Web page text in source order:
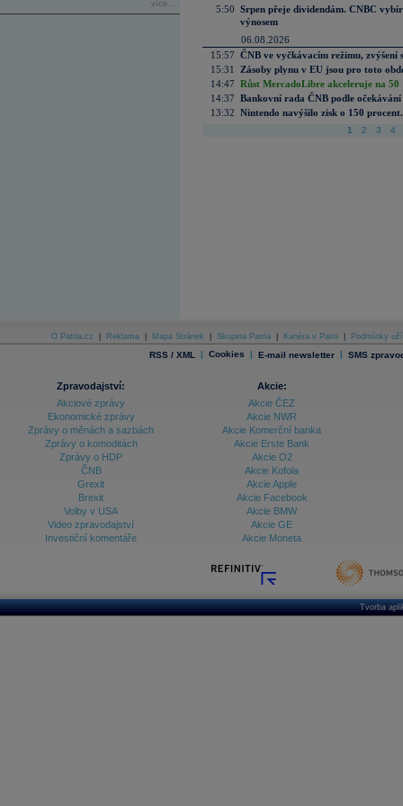
více...
5:50 Srpen přeje dividendám. CNBC
výnosem
06.08.2026
15:57 ČNB ve vyčkávacím režimu, zvýšení
15:31
Zásoby plynu v EU jsou pro toto
14:47 Růst MercadoLibre akceleruje na
14:37 Bankovní rada ČNB podle
13:32 Nintendo navýšilo zisk o 150
1 2 3 4
O Patria.cz Reklama Mapa Stránek Skupina Patria Kariéra v Patrii Podmínky
RSS / XML | Cookies | E-mail newsletter | SMS
Zpravodajství:
Akciové zprávy
Ekonomické zprávy
Zprávy o měnách a sazbách
Zprávy o komoditách
Zprávy o HDP
ČNB
Grexit
Brexit
Volby v USA
Video zpravodajství
Investiční komentáře
Akcie:
Akcie ČEZ
Akcie NWR
Akcie Komerční banka
Akcie Erste Bank
Akcie O2
Akcie Kofola
Akcie Apple
Akcie Facebook
Akcie BMW
Akcie GE
Akcie Moneta
Tvorba